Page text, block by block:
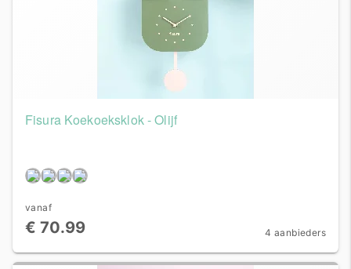
Fisura Koekoeksklok - Olijf
vanaf
€ 70.99 4 aanbieders